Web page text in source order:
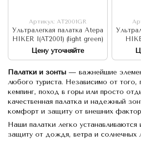
Артикул: AT2001GR
Ультралегкая палатка Atepa
HIKER I(AT2001) (light green)
Цену уточняйте
Палатки и зонты — важнейшие
любого туриста. Независимо от того,
кемпинг, поход в горы или просто
качественная палатка и надежный
комфорт и защиту от внешних
Наши палатки легко устанавливаются
защиту от дождя, ветра и солнечных